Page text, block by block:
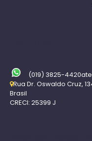
(019) 3825-4420
Rua Dr. Oswaldo Cruz,
Brasil
CRECI: 25399 J